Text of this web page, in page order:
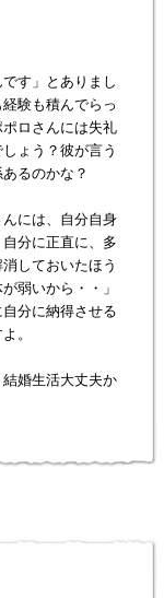
す」とありまし
験も積んでらっ
ロさんには失礼
ょう？彼が言う
るのかな？
には、自分自身
分に正直に、多
しておいたほう
弱いから・・」
分に納得させる
。
婚生活大丈夫か